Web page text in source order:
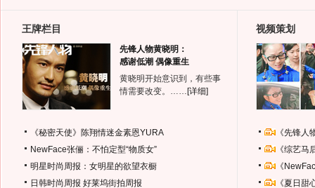
王牌栏目
先锋人物黄晓明：
感谢低潮 偶像重生
黄晓明开始意识到，有些事
情需要改变。…… [详细]
《秘密天使》陈翔情迷金素恩YURA
NewFace张俪：不怕定型“物质女”
明星时尚周报：女明星的欲望衣橱
日韩时尚周报 好莱坞街拍周报
视频策划
《先锋
《综艺
《
《夏日